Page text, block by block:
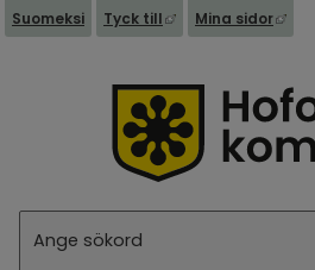
Suomeksi Tyck till Länk till annan
Mina sidor